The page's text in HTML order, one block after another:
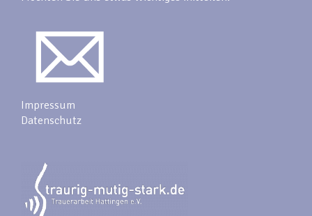
Impressum
Datenschutz